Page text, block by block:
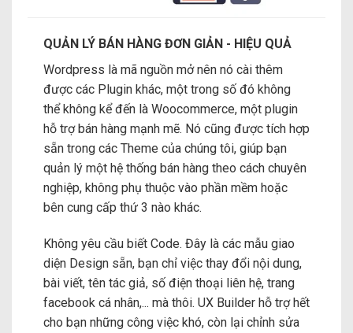
QUẢN LÝ BÁN HÀNG ĐƠN GIẢN - HIỆU QUẢ
Wordpress là mã nguồn mở nên nó cài thêm
được các Plugin khác, một trong số đó không
thể không kể đến là Woocommerce, một plugin
hỗ trợ bán hàng mạnh mẽ. Nó cũng được tích hợp
sẵn trong các Theme của chúng tôi, giúp bạn
quản lý một hệ thống bán hàng theo cách chuyên
nghiệp, không phụ thuộc vào phần mềm hoặc
bên cung cấp thứ 3 nào khác.
Không yêu cầu biết Code. Đây là các mẫu giao
diện Design sẵn, bạn chỉ việc thay đổi nội dung,
bài viết, tên tác giả, số điện thoại liên hệ, trang
facebook cá nhân,... mà thôi. UX Builder hỗ trợ hết
cho bạn những công việc khó, còn lại chỉnh sửa